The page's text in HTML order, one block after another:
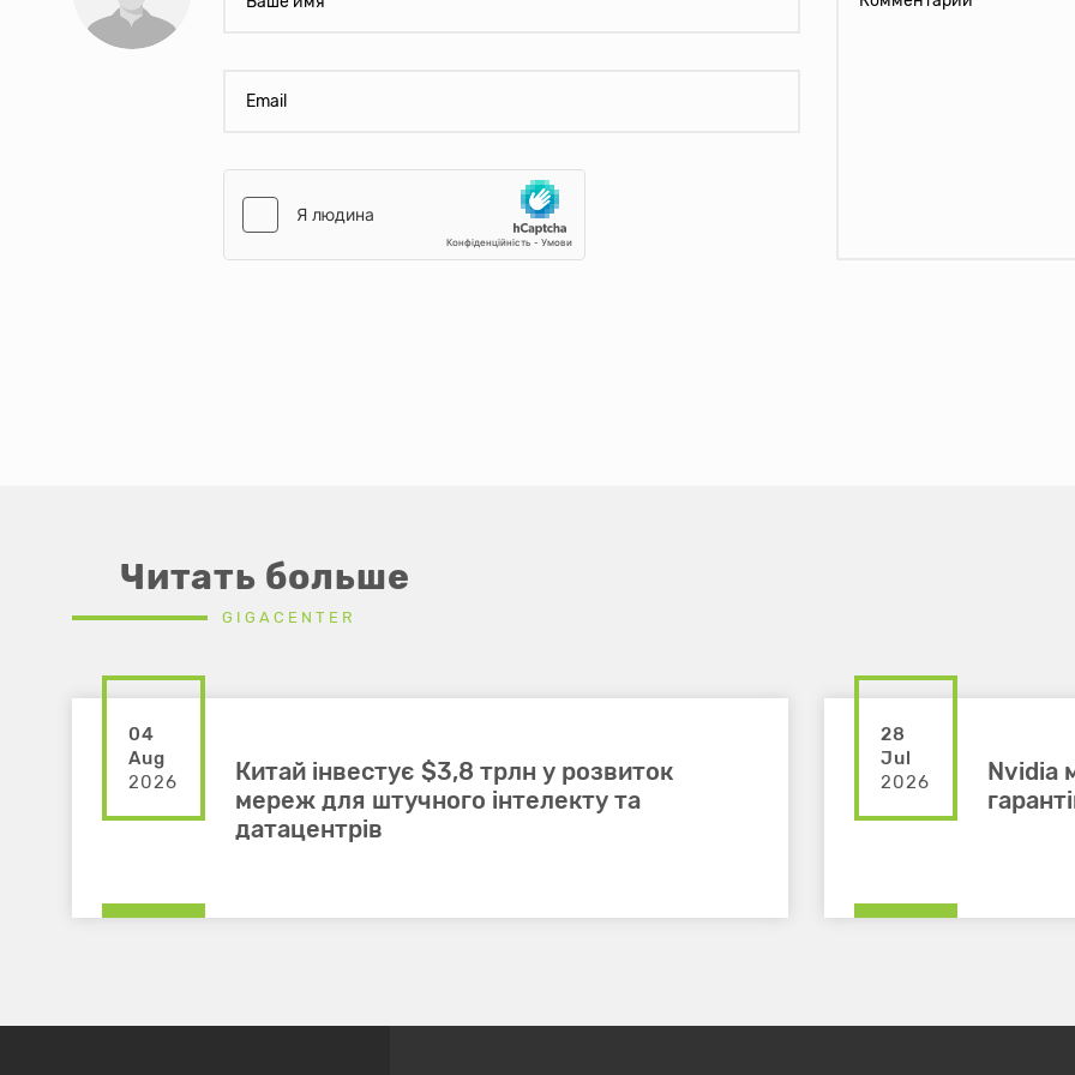
Читать больше
GIGACENTER
04
Aug
2026
Китай інвестує $3,8 трлн у розвиток
мереж для штучного інтелекту та
датацентрів
28
Jul
2026
Nvidia